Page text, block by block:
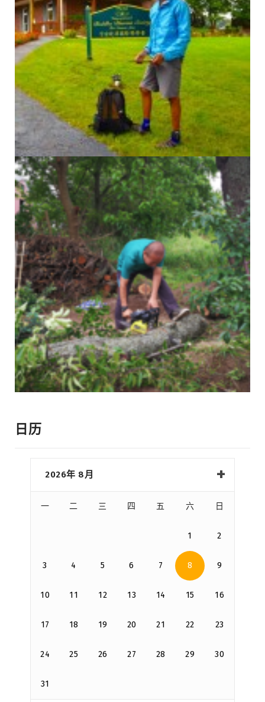
日历
2026年 8月
一 二 三 四 五 六 日
1 2
3 4 5 6 7 8 9
10 11 12 13 14 15 16
17 18 19 20 21 22 23
24 25 26 27 28 29 30
31